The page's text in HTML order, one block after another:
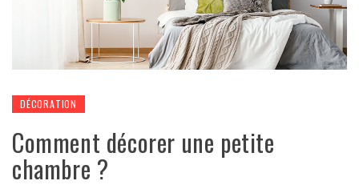
DÉCORATION
Comment décorer une petite
chambre ?